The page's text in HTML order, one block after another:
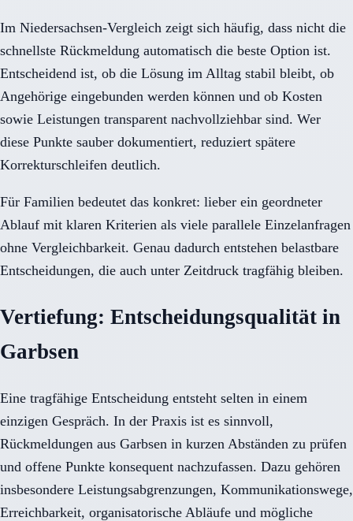
Im Niedersachsen-Vergleich zeigt sich häufig, dass nicht die
schnellste Rückmeldung automatisch die beste Option ist.
Entscheidend ist, ob die Lösung im Alltag stabil bleibt, ob
Angehörige eingebunden werden können und ob Kosten
sowie Leistungen transparent nachvollziehbar sind. Wer
diese Punkte sauber dokumentiert, reduziert spätere
Korrekturschleifen deutlich.
Für Familien bedeutet das konkret: lieber ein geordneter
Ablauf mit klaren Kriterien als viele parallele Einzelanfragen
ohne Vergleichbarkeit. Genau dadurch entstehen belastbare
Entscheidungen, die auch unter Zeitdruck tragfähig bleiben.
Vertiefung: Entscheidungsqualität in
Garbsen
Eine tragfähige Entscheidung entsteht selten in einem
einzigen Gespräch. In der Praxis ist es sinnvoll,
Rückmeldungen aus Garbsen in kurzen Abständen zu prüfen
und offene Punkte konsequent nachzufassen. Dazu gehören
insbesondere Leistungsabgrenzungen, Kommunikationswege,
Erreichbarkeit, organisatorische Abläufe und mögliche